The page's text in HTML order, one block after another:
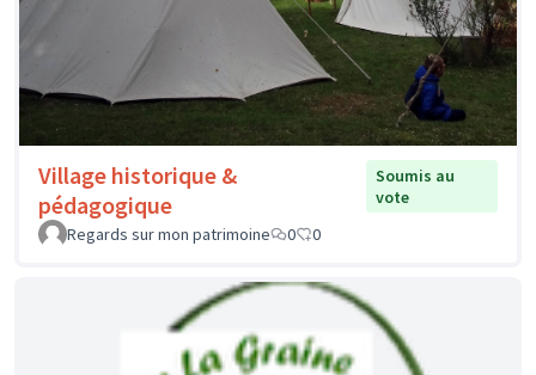
Village historique &
pédagogique
Soumis au
vote
Regards sur mon patrimoine
0 0